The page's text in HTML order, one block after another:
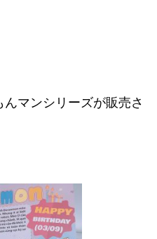
マンシリーズが販売さ